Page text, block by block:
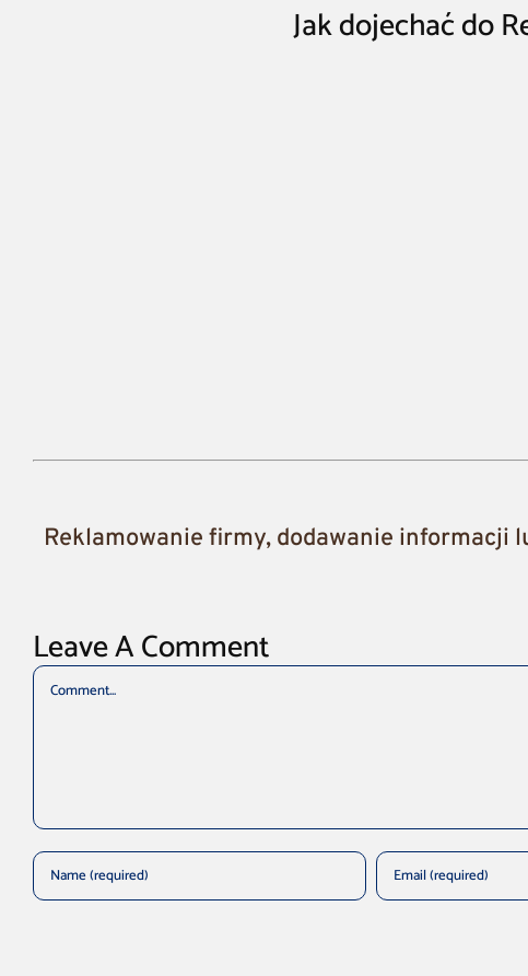
Jak dojechać do
Reklamowanie firmy, dodawanie informacji
Leave A Comment
Comment